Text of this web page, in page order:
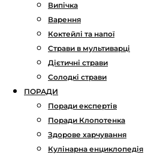
Випічка
Варення
Коктейлі та напої
Страви в мультиварці
Дієтичні страви
Солодкі страви
ПОРАДИ
Поради експертів
Поради Клопотенка
Здорове харчування
Кулінарна енциклопедія